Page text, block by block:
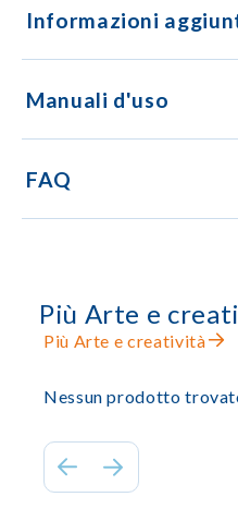
Informazioni
Manuali d'uso
FAQ
Più Arte e
Più Arte e creatività
Nessun prodotto